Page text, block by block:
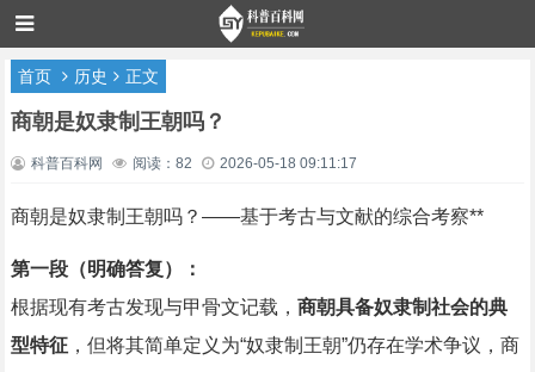
首页 历史 正文
商朝是奴隶制王朝吗？
科普百科网 阅读：82 2026-05-18 09:11:17
商朝是奴隶制王朝吗？——基于考古与文献的综合考察**
第一段（明确答复）：
根据现有考古发现与甲骨文记载， 商朝具备奴隶制社会的典
型特征，但将其简单定义为“奴隶制王朝”仍存在学术争议，商